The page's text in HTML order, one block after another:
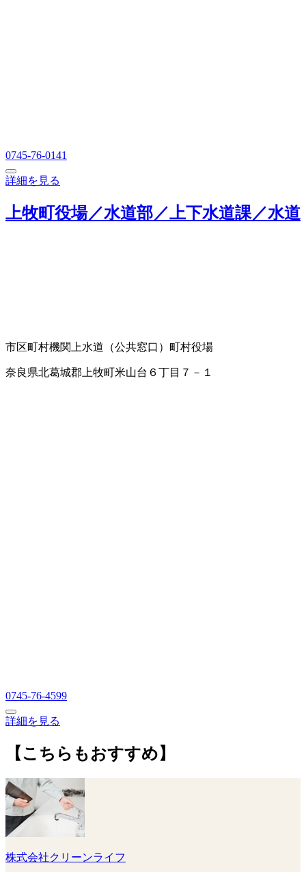
0745-76-0141
詳細を見る
上牧町役場／水道部／上下水道課／水道
市区町村機関 上水道（公共窓口） 町村役場
奈良県北葛城郡上牧町米山台６丁目７－１
0745-76-4599
詳細を見る
【こちらもおすすめ】
株式会社クリーンライフ